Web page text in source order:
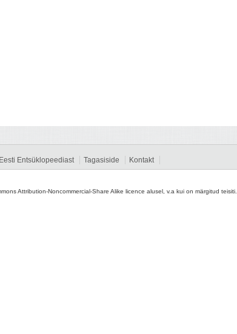
Eesti Entsüklopeediast Tagasiside Kontakt
Attribution-Noncommercial-Share Alike licence alusel, v.a kui on märgitud teisiti.